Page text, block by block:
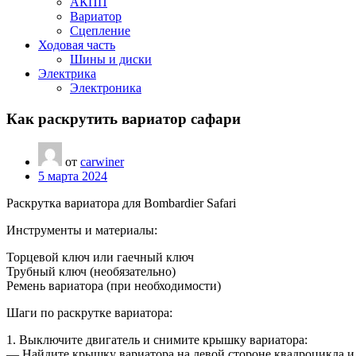
Вариатор
Сцепление
Ходовая часть
Шины и диски
Электрика
Электроника
Как раскрутить вариатор сафари
от carwiner
5 марта 2024
Раскрутка вариатора для Bombardier Safari
Инструменты и материалы:
Торцевой ключ или гаечный ключ
Трубный ключ (необязательно)
Ремень вариатора (при необходимости)
Шаги по раскрутке вариатора:
1. Выключите двигатель и снимите крышку вариатора: